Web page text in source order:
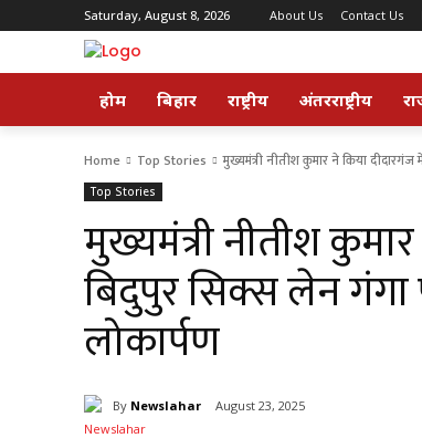
Saturday, August 8, 2026 About Us Contact Us
होम बिहार राष्ट्रीय अंतरराष्ट्रीय
Home Top Stories मुख्यमंत्री नीतीश कुमार ने किया
Top Stories
मुख्यमंत्री नीतीश
बिदुपुर सिक्स लेन
लोकार्पण
By Newslahar August 23, 2025